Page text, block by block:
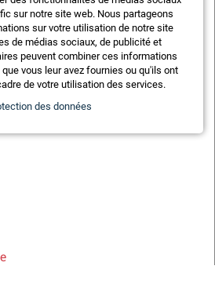
sur notre site web. Nous partageons
sur votre utilisation de notre site
de médias sociaux, de publicité et
peuvent combiner ces informations
vous leur avez fournies ou qu'ils ont
de votre utilisation des services.
des données